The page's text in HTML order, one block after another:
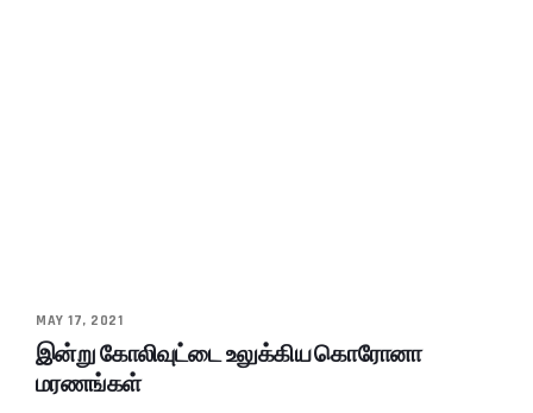
MAY 17, 2021
இன்று கோலிவுட்டை உலுக்கிய கொரோனா
மரணங்கள்